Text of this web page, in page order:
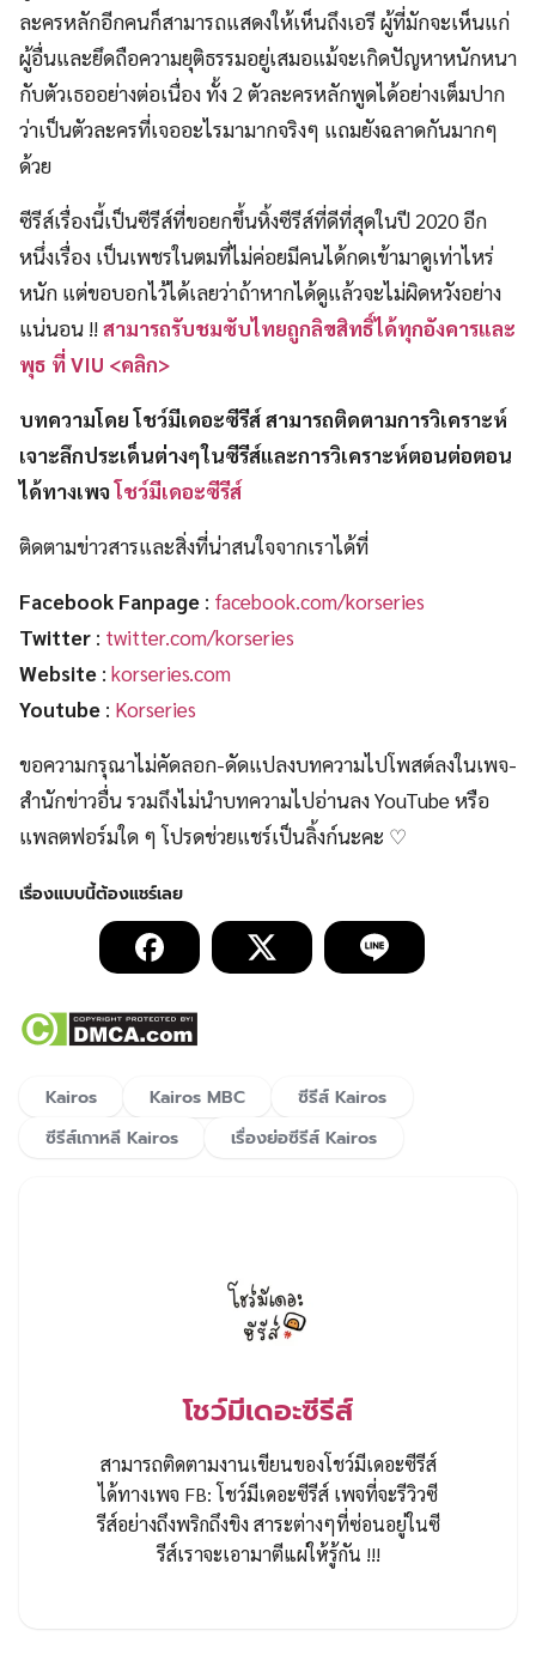
ละครหลักอีกคนก็สามารถแสดงให้เห็นถึงเอรี ผู้ที่มักจะเห็นแก่
ผู้อื่นและยึดถือความยุติธรรมอยู่เสมอแม้จะเกิดปัญหาหนักหนา
กับตัวเธออย่างต่อเนื่อง ทั้ง 2 ตัวละครหลักพูดได้อย่างเต็มปาก
ว่าเป็นตัวละครที่เจออะไรมามากจริงๆ แถมยังฉลาดกันมากๆ
ด้วย
ซีรีส์เรื่องนี้เป็นซีรีส์ที่ขอยกขึ้นหิ้งซีรีส์ที่ดีที่สุดในปี 2020 อีก
หนึ่งเรื่อง เป็นเพชรในตมที่ไม่ค่อยมีคนได้กดเข้ามาดูเท่าไหร่
หนัก แต่ขอบอกไว้ได้เลยว่าถ้าหากได้ดูแล้วจะไม่ผิดหวังอย่าง
แน่นอน !!สามารถรับชมซับไทยถูกลิขสิทธิ์ได้ทุกอังคารและ
พุธ ที่ VIU <คลิก>
บทความโดย โชว์มีเดอะซีรีส์ สามารถติดตามการวิเคราะห์
เจาะลึกประเด็นต่างๆในซีรีส์และการวิเคราะห์ตอนต่อตอน
ได้ทางเพจโชว์มีเดอะซีรีส์
ติดตามข่าวสารและสิ่งที่น่าสนใจจากเราได้ที่
Facebook Fanpage : facebook.com/korseries
Twitter : twitter.com/korseries
Website : korseries.com
Youtube : Korseries
ขอความกรุณาไม่คัดลอก-ดัดแปลงบทความไปโพสต์ลงในเพจ-
สำนักข่าวอื่น รวมถึงไม่นำบทความไปอ่านลง YouTube หรือ
แพลตฟอร์มใด ๆ โปรดช่วยแชร์เป็นลิ้งก์นะคะ ♡
Kairos Kairos MBC
ซีรีส์ Kairos
ซีรีส์เกาหลี Kairos
เรื่องย่อซีรีส์ Kairos
โชว์มีเดอะซีรีส์
สามารถติดตามงานเขียนของโชว์มีเดอะซีรีส์
ได้ทางเพจ FB: โชว์มีเดอะซีรีส์ เพจที่จะรีวิวซี
รีส์อย่างถึงพริกถึงขิง สาระต่างๆที่ซ่อนอยู่ในซี
รีส์เราจะเอามาตีแผ่ให้รู้กัน !!!